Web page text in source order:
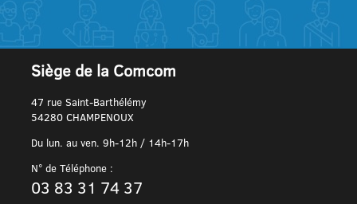
Siège de la Comcom
47 rue Saint-Barthélémy
54280 CHAMPENOUX
Du lun. au ven. 9h-12h / 14h-17h
N° de Téléphone :
03 83 31 74 37